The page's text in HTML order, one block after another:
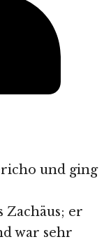
und ging
er
war sehr